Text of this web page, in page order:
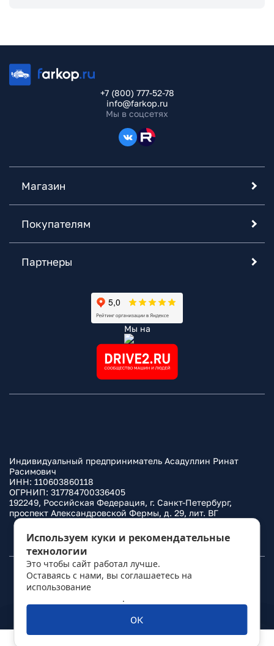
+7 (800) 777-52-78
info@farkop.ru
Мы в соцсетях
Магазин
Покупателям
Партнеры
Мы на
Индивидуальный предприниматель Асадуллин Ринат
Расимович
ИНН: 110603860118
ОГРНИП: 317784700336405
192249, Российская Федерация, г. Санкт-Петербург,
проспект Александровской Фермы, д. 29, лит. ВГ
Политика конфиденциальности
© 2010– 2026Фаркоп.ру
Используем куки и рекомендательные
технологии
Это чтобы сайт работал лучше.
Оставаясь с нами, вы соглашаетесь на
использование
.
ОК